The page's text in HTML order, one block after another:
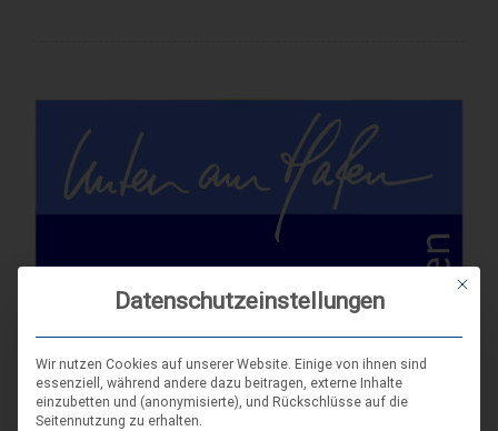
Mit
Datenschutzeinstellungen
Wir nutzen Cookies auf unserer Website. Einige von ihnen sind
essenziell, während andere dazu beitragen, externe Inhalte
einzubetten und (anonymisierte), und Rückschlüsse auf die
Seitennutzung zu erhalten.